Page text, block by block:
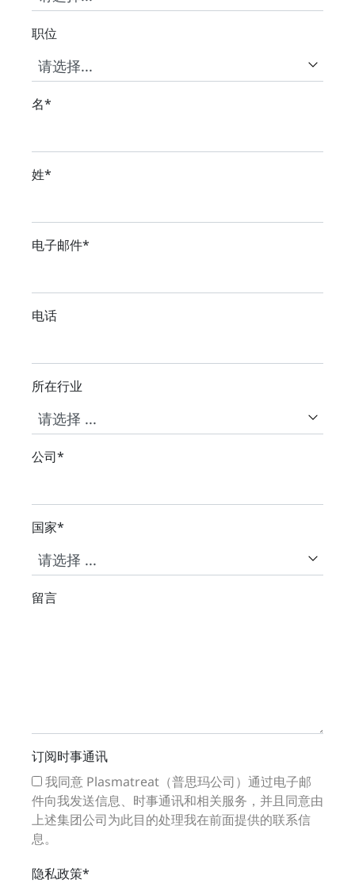
职位
名*
姓*
电子邮件*
电话
所在行业
公司*
国家*
留言
订阅时事通讯
件向我发送信息、时事通讯和相关服务，并且同意由
上述集团公司为此目的处理我在前面提供的联系信
息。
隐私政策*